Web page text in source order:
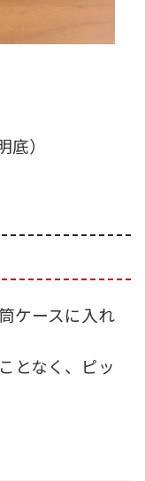
）
ケースに入れ
となく、ピッ